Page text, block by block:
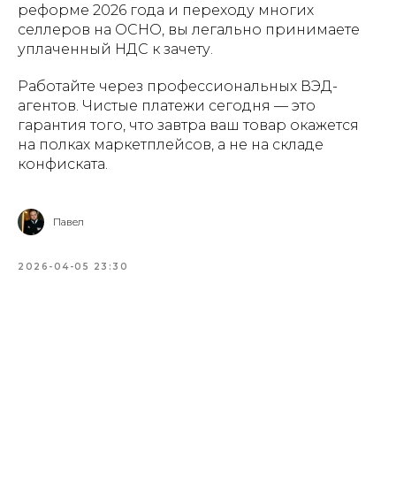
реформе 2026 года и переходу многих
селлеров на ОСНО, вы легально принимаете
уплаченный НДС к зачету.
Работайте через профессиональных ВЭД-
агентов. Чистые платежи сегодня — это
гарантия того, что завтра ваш товар окажется
на полках маркетплейсов, а не на складе
конфиската.
Павел
2026-04-05 23:30